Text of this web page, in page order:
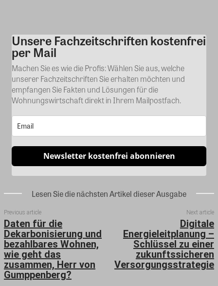
Kommentar
Unsere Fachzeitschriften kostenfrei
per Mail
Machen Sie es wie die Profis: Wählen Sie aus, welche
unserer Fachzeitschriften Sie erhalten möchten und
empfangen Sie Fakten und Lösungen für die
Wohnungswirtschaft direkt in Ihrem Mailpostfach.
Newsletter kostenfrei abonnieren
Lesen Sie die nächsten Artikel dieser Ausgabe
Previous article
Daten für die
Dekarbonisierung und
bezahlbares Wohnen,
wie geht das
zusammen, Herr von
Gumppenberg?
Next article
Digitale
Energieleitplanung –
Schlüssel zu einer
zukunftssicheren
Versorgungsstrategie